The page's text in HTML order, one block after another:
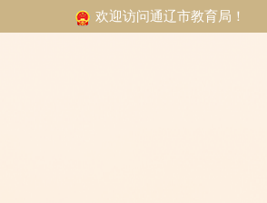
欢迎访问通辽市教育局！